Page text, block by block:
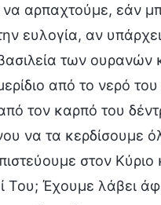
αρπαχτούμε, εάν
ευλογία, αν
των ουρανών
από το νερό
τον καρπό του
να τα κερδίσουμε
στον Κύριο
Του; Έχουμε λάβει